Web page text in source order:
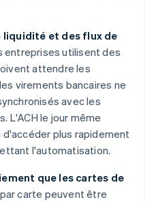
liquidité et des flux de
entreprises utilisent des
attendre les
virements bancaires ne
avec les
L'ACH le jour même
plus rapidement
l'automatisation.
que les cartes de
carte peuvent être